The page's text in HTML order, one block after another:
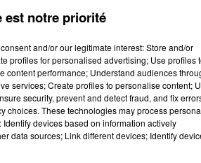
effectuaient des
est notre priorité
and/or our legitimate interest: Store and/or
profiles for personalised advertising; Use profiles
performance; Understand audiences
services; Create profiles to personalise content;
security, prevent and detect fraud, and fix
choices. These technologies may process
devices based on information actively
data sources; Link different devices; Identify